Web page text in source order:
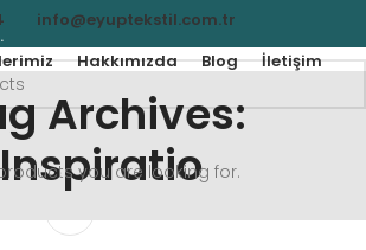
info@eyuptekstil.com.tr
Hakkımızda Blog İletişim
Archives:
Inspiratio
you are looking for.